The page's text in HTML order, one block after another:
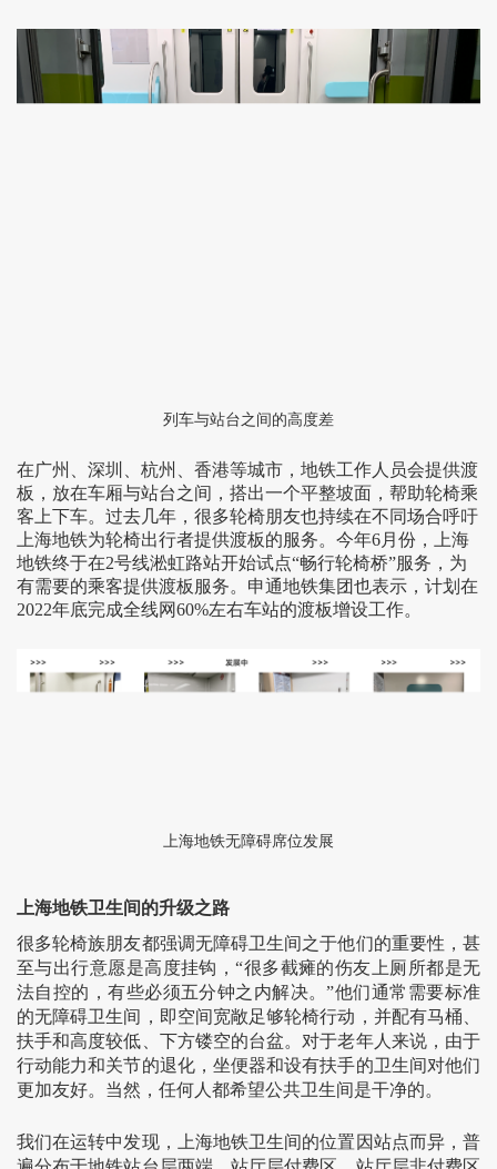
列车与站台之间的高度差
在广州、深圳、杭州、香港等城市，地铁工作人员会提供渡
板，放在车厢与站台之间，搭出一个平整坡面，帮助轮椅乘
客上下车。过去几年，很多轮椅朋友也持续在不同场合呼吁
上海地铁为轮椅出行者提供渡板的服务。今年6月份，上海
地铁终于在2号线淞虹路站开始试点“畅行轮椅桥”服务，为
有需要的乘客提供渡板服务。申通地铁集团也表示，计划在
2022年底完成全线网60%左右车站的渡板增设工作。
上海地铁无障碍席位发展
上海地铁卫生间的升级之路
很多轮椅族朋友都强调无障碍卫生间之于他们的重要性，甚
至与出行意愿是高度挂钩，“很多截瘫的伤友上厕所都是无
法自控的，有些必须五分钟之内解决。”他们通常需要标准
的无障碍卫生间，即空间宽敞足够轮椅行动，并配有马桶、
扶手和高度较低、下方镂空的台盆。对于老年人来说，由于
行动能力和关节的退化，坐便器和设有扶手的卫生间对他们
更加友好。当然，任何人都希望公共卫生间是干净的。
我们在运转中发现，上海地铁卫生间的位置因站点而异，普